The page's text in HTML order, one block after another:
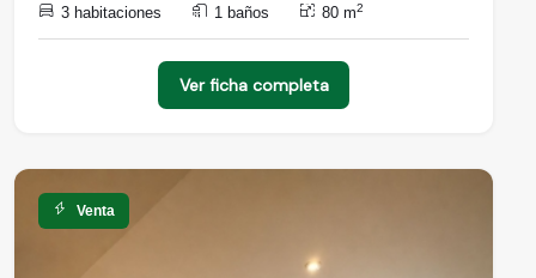
3 habitaciones 1 baños 80 m2
Ver ficha completa
Venta